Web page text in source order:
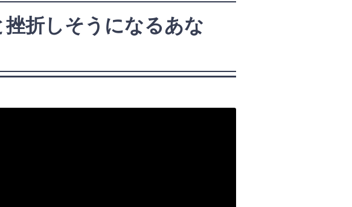
挫折しそうになるあな